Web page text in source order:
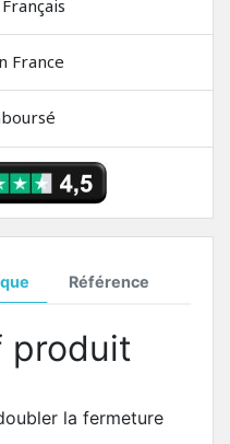
France
Référence
produit
la fermeture